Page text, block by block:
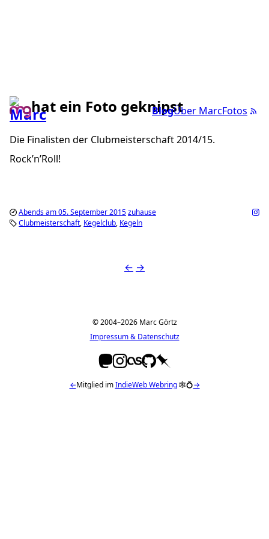
BlogÜber MarcFotos
hat ein Foto geknipst
Die Finalisten der Clubmeisterschaft 2014/15.
Rock’n’Roll!
Abends am 05. September 2015zuhause
Clubmeisterschaft Kegelclub Kegeln
← →
© 2004–2026 Marc Görtz
Impressum & Datenschutz
←Mitglied imIndieWeb Webring🕸💍→